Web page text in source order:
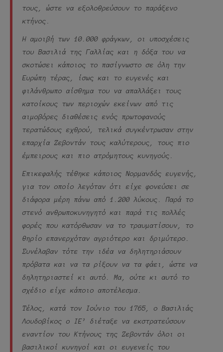
τους, ώστε να εξολοθρεύσουν το παράξενο
κτήνος.
Η αμοιβή των 10.000 φράγκων, οι υποσχέσεις
του Βασιλιά της Γαλλίας και η δόξα του να
σκοτώσει κάποιος το πασίγνωστο σε όλη την
Ευρώπη τέρας, ίσως και το ευγενές και
φιλάνθρωπο αίσθημα του να απαλλάξει τους
κατοίκους των περιοχών εκείνων από τις
αιμοβόρες διαθέσεις ενός πρωτοφανούς
τερατώδους εχθρού, τελικά συγκέντρωσαν στην
επαρχία Ζεβοντάν τους καλύτερους, τους πιο
έμπειρους και πιο ατρόμητους κυνηγούς.
Επικεφαλής τέθηκε κάποιος Νορμανδός ευγενής,
για τον οποίο λεγόταν ότι είχε φονεύσει σε
διάφορα μέρη πάνω από 1.200 λύκους. Παρά το
στενό ανθρωποκυνηγητό και παρά τις πολλές
φορές που κατόρθωσαν να το τραυματίσουν, το
θηρίο επανερχόταν αγριότερο και δριμύτερο.
Συνέλαβαν τότε την ιδέα να δηλητηριάσουν
πρόβατα και να τα ρίξουν να τα φάει, ώστε να
δηλητηριαστεί κι αυτό. Μα, ούτε κι αυτό το
σχέδιο είχε κάποιο αποτέλεσμα.
Τέλος, κατά τον Ιούνιο του 1765, ο Βασιλιάς
Λουδοβίκος ο ΙΕ’ διέταξε να εκστρατεύσουν
εναντίον του Κτήνους της Ζεβοντάν όλοι οι
βασιλικοί κυνηγοί και οι ευγενείς του